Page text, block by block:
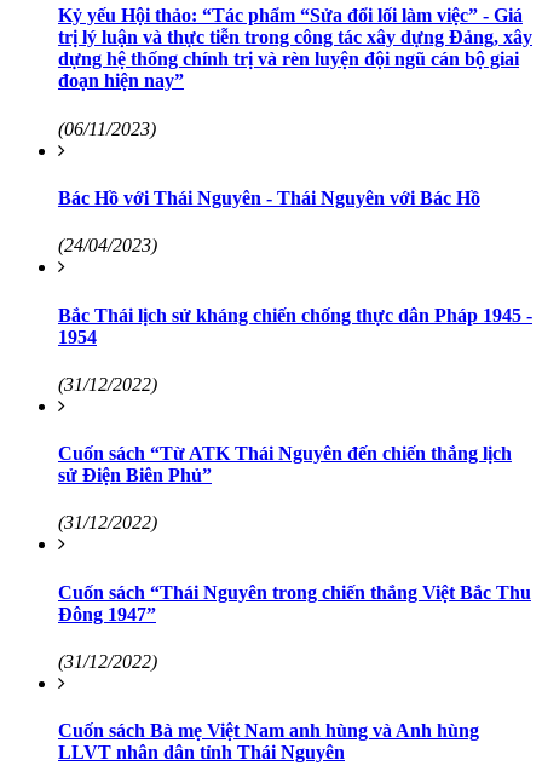
Kỷ yếu Hội thảo: “Tác phẩm “Sửa đổi lối làm việc” - Giá
trị lý luận và thực tiễn trong công tác xây dựng Đảng, xây
dựng hệ thống chính trị và rèn luyện đội ngũ cán bộ giai
đoạn hiện nay”
(06/11/2023)
Bác Hồ với Thái Nguyên - Thái Nguyên với Bác Hồ
(24/04/2023)
Bắc Thái lịch sử kháng chiến chống thực dân Pháp 1945 -
1954
(31/12/2022)
Cuốn sách “Từ ATK Thái Nguyên đến chiến thắng lịch
sử Điện Biên Phủ”
(31/12/2022)
Cuốn sách “Thái Nguyên trong chiến thắng Việt Bắc Thu
Đông 1947”
(31/12/2022)
Cuốn sách Bà mẹ Việt Nam anh hùng và Anh hùng
LLVT nhân dân tỉnh Thái Nguyên